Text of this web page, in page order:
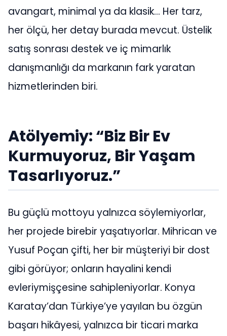
avangart, minimal ya da klasik… Her tarz,
her ölçü, her detay burada mevcut. Üstelik
satış sonrası destek ve iç mimarlık
danışmanlığı da markanın fark yaratan
hizmetlerinden biri.
Atölyemiy: “Biz Bir Ev
Kurmuyoruz, Bir Yaşam
Tasarlıyoruz.”
Bu güçlü mottoyu yalnızca söylemiyorlar,
her projede birebir yaşatıyorlar. Mihrican ve
Yusuf Poçan çifti, her bir müşteriyi bir dost
gibi görüyor; onların hayalini kendi
evleriymişçesine sahipleniyorlar. Konya
Karatay’dan Türkiye’ye yayılan bu özgün
başarı hikâyesi, yalnızca bir ticari marka